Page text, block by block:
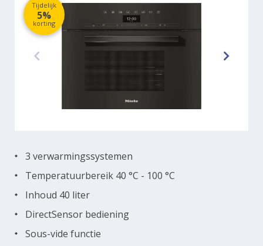
Tijdelijk
5%
korting
3 verwarmingssystemen
Temperatuurbereik 40 °C - 100 °C
Inhoud 40 liter
DirectSensor bediening
Sous-vide functie